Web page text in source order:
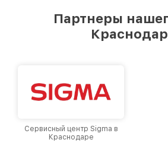
Партнеры
Сервисный центр Sigma в
Краснодаре